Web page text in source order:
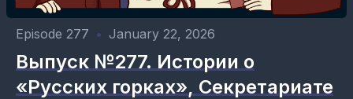
Episode 277 • January 22, 2026
Выпуск №277. Истории о
«Русских горках», Секретариате